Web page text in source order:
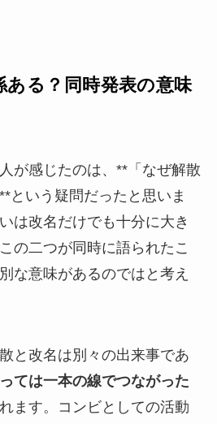
ある？同時発表の意味
が感じたのは、**「なぜ解散
という疑問だったと思いま
は改名だけでも十分に大き
の二つが同時に語られたこ
な意味があるのではと考え
と改名は別々の出来事であ
ては一本の線でつながった
ます。コンビとしての活動